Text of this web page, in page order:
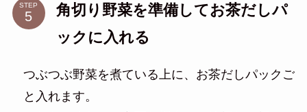
STEP
角切り野菜を準備してお茶だしパ
ックに入れる
つぶつぶ野菜を煮ている上に、お茶だしパックご
と入れます。